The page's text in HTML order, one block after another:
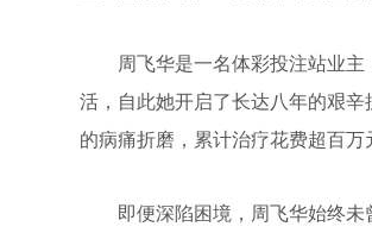
周飞华是一名体彩投注站业主
活，自此她开启了长达八年的艰
的病痛折磨，累计治疗花费超百
即便深陷困境，周飞华始终未